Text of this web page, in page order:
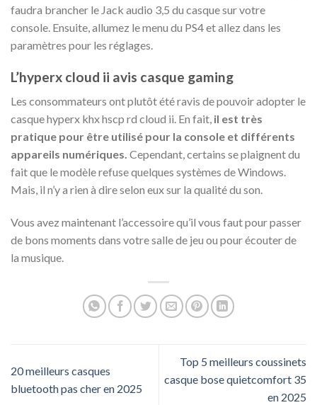
faudra brancher le Jack audio 3,5 du casque sur votre
console. Ensuite, allumez le menu du PS4 et allez dans les
paramètres pour les réglages.
L’hyperx cloud ii avis casque gaming
Les consommateurs ont plutôt été ravis de pouvoir adopter le
casque hyperx khx hscp rd cloud ii. En fait, il est très
pratique pour être utilisé pour la console et différents
appareils numériques. Cependant, certains se plaignent du
fait que le modèle refuse quelques systèmes de Windows.
Mais, il n’y a rien à dire selon eux sur la qualité du son.
Vous avez maintenant l’accessoire qu’il vous faut pour passer
de bons moments dans votre salle de jeu ou pour écouter de
la musique.
20 meilleurs casques
bluetooth pas cher en 2025
Top 5 meilleurs coussinets
casque bose quietcomfort 35
en 2025